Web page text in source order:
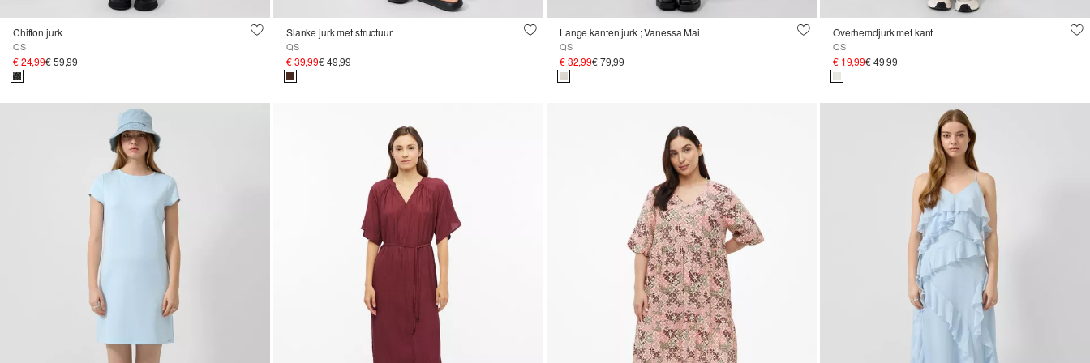
Chiffon jurk
QS
€ 24,99€ 59,99
Slanke jurk met structuur
QS
€ 39,99€ 49,99
Lange kanten jurk ; Vanessa Mai
QS
€ 32,99€ 79,99
Overhemdjurk met kant
QS
€ 19,99€ 49,99